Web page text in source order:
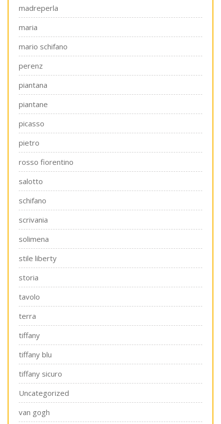
madreperla
maria
mario schifano
perenz
piantana
piantane
picasso
pietro
rosso fiorentino
salotto
schifano
scrivania
solimena
stile liberty
storia
tavolo
terra
tiffany
tiffany blu
tiffany sicuro
Uncategorized
van gogh